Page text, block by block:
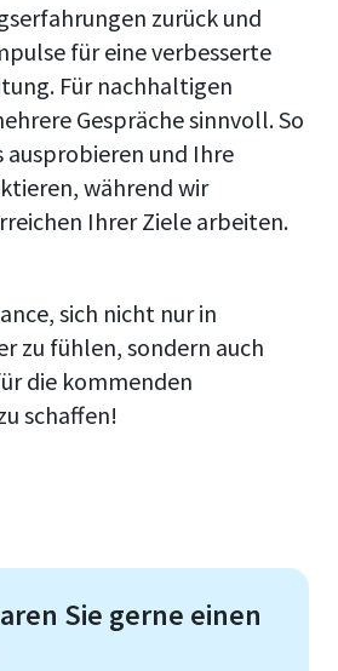
zurück und
für eine verbesserte
Für nachhaltigen
Gespräche sinnvoll. So
ausprobieren und Ihre
während wir
Ihrer Ziele arbeiten.
sich nicht nur in
zu fühlen, sondern auch
die kommenden
schaffen!
Sie gerne einen